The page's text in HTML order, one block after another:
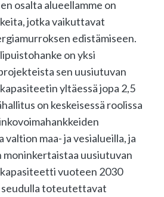
osalta alueellamme on
jotka vaikuttavat
edistämiseen.
on yksi
sen uusiutuvan
yltäessä jopa 2,5
on keskeisessä roolissa
valtion maa- ja vesialueilla, ja
uusiutuvan
vuoteen 2030
seudulla toteutettavat